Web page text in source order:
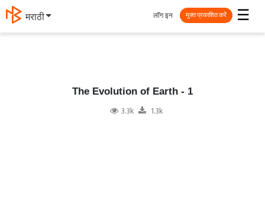
मराठी ☰
लॉग इन मुक्त प्रकाशित करें
The Evolution of Earth - 1
3.3k 1.3k